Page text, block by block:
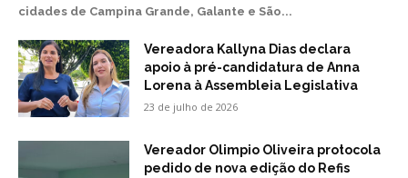
cidades de Campina Grande, Galante e São...
Vereadora Kallyna Dias declara
apoio à pré-candidatura de Anna
Lorena à Assembleia Legislativa
23 de julho de 2026
Vereador Olimpio Oliveira protocola
pedido de nova edição do Refis